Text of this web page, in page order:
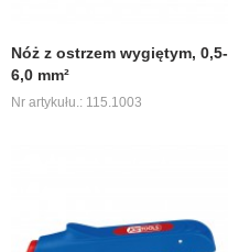
Nóż z ostrzem wygiętym, 0,5-
6,0 mm²
Nr artykułu.: 115.1003